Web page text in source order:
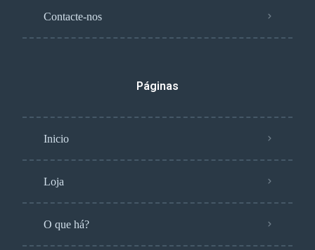
Contacte-nos
Páginas
Inicio
Loja
O que há?